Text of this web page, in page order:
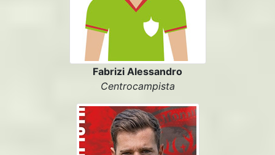
Fabrizi Alessandro
Centrocampista